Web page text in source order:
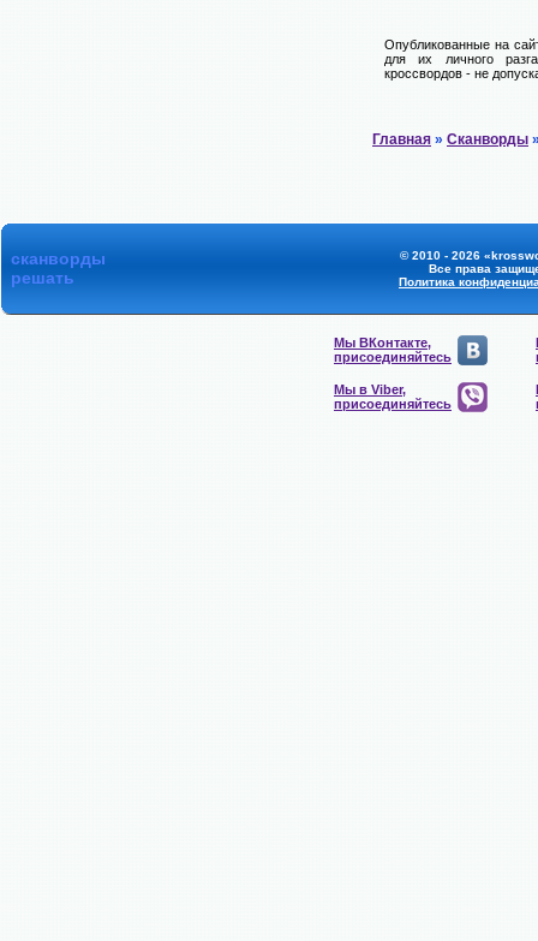
Опубликованные на
для их личного
кроссвордов - не
Главная » Сканворды
сканворды
решать
© 2010 - 2026
Все права
Политика
Мы ВКонтакте,
присоединяйтесь
Мы в Viber,
присоединяйтесь